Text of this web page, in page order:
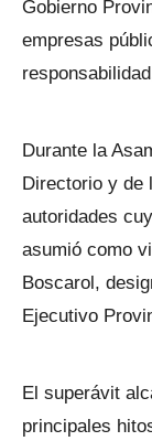
Gobierno
empresas
Durante la
Directorio y de
autoridades
asumió como
Boscarol,
Ejecutivo
El superávit
principales